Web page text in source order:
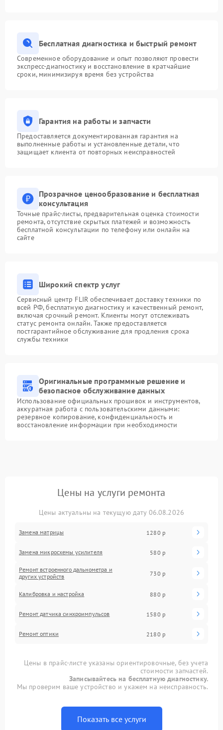
Бесплатная диагностика и быстрый ремонт
Современное оборудование и опыт позволяют провести
экспресс-диагностику и восстановление в кратчайшие
сроки, минимизируя время без устройства
Гарантия на работы и запчасти
Предоставляется документированная гарантия на
выполненные работы и установленные детали, что
защищает клиента от повторных неисправностей
Прозрачное ценообразование и бесплатная
консультация
Точные прайс-листы, предварительная оценка стоимости
ремонта, отсутствие скрытых платежей и возможность
бесплатной консультации по телефону или онлайн на
сайте
Широкий спектр услуг
Сервисный центр FLIR обеспечивает доставку техники по
всей РФ, бесплатную диагностику и качественный ремонт,
включая срочный ремонт. Клиенты могут отслеживать
статус ремонта онлайн. Также предоставляется
постгарантийное обслуживание для продления срока
службы техники
Оригинальные программные решение и
безопасное обслуживание данных
Использование официальных прошивок и инструментов,
аккуратная работа с пользовательскими данными:
резервное копирование, конфиденциальность и
восстановление информации при необходимости
Цены на услуги ремонта
Цены актуальны на текущую дату 06.08.2026
Замена матрицы 1280 р
Замена микросхемы усилителя 580 р
Ремонт встроенного дальнометра и
других устройств
730 р
Калибровка и настройка 880 р
Ремонт датчика синхроимпульсов 1580 р
Ремонт оптики 2180 р
Цены в прайс-листе указаны ориентировочные, без учета
стоимости запчастей.
Записывайтесь на бесплатную диагностику.
Мы проверим ваше устройство и укажем на неисправность.
Показать все услуги